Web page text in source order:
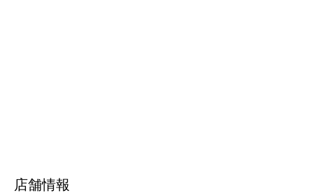
店舗情報